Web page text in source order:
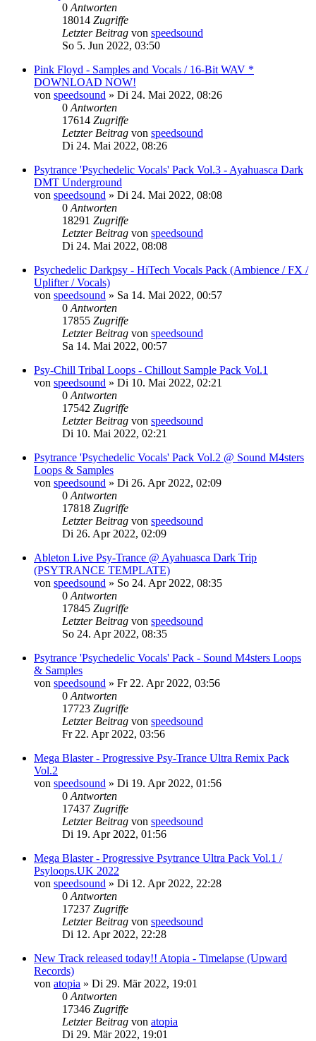
0 Antworten
18014 Zugriffe
Letzter Beitrag von speedsound
So 5. Jun 2022, 03:50
Pink Floyd - Samples and Vocals / 16-Bit WAV *
DOWNLOAD NOW!
von speedsound » Di 24. Mai 2022, 08:26
0 Antworten
17614 Zugriffe
Letzter Beitrag von speedsound
Di 24. Mai 2022, 08:26
Psytrance 'Psychedelic Vocals' Pack Vol.3 - Ayahuasca Dark
DMT Underground
von speedsound » Di 24. Mai 2022, 08:08
0 Antworten
18291 Zugriffe
Letzter Beitrag von speedsound
Di 24. Mai 2022, 08:08
Psychedelic Darkpsy - HiTech Vocals Pack (Ambience / FX /
Uplifter / Vocals)
von speedsound » Sa 14. Mai 2022, 00:57
0 Antworten
17855 Zugriffe
Letzter Beitrag von speedsound
Sa 14. Mai 2022, 00:57
Psy-Chill Tribal Loops - Chillout Sample Pack Vol.1
von speedsound » Di 10. Mai 2022, 02:21
0 Antworten
17542 Zugriffe
Letzter Beitrag von speedsound
Di 10. Mai 2022, 02:21
Psytrance 'Psychedelic Vocals' Pack Vol.2 @ Sound M4sters
Loops & Samples
von speedsound » Di 26. Apr 2022, 02:09
0 Antworten
17818 Zugriffe
Letzter Beitrag von speedsound
Di 26. Apr 2022, 02:09
Ableton Live Psy-Trance @ Ayahuasca Dark Trip
(PSYTRANCE TEMPLATE)
von speedsound » So 24. Apr 2022, 08:35
0 Antworten
17845 Zugriffe
Letzter Beitrag von speedsound
So 24. Apr 2022, 08:35
Psytrance 'Psychedelic Vocals' Pack - Sound M4sters Loops
& Samples
von speedsound » Fr 22. Apr 2022, 03:56
0 Antworten
17723 Zugriffe
Letzter Beitrag von speedsound
Fr 22. Apr 2022, 03:56
Mega Blaster - Progressive Psy-Trance Ultra Remix Pack
Vol.2
von speedsound » Di 19. Apr 2022, 01:56
0 Antworten
17437 Zugriffe
Letzter Beitrag von speedsound
Di 19. Apr 2022, 01:56
Mega Blaster - Progressive Psytrance Ultra Pack Vol.1 /
Psyloops.UK 2022
von speedsound » Di 12. Apr 2022, 22:28
0 Antworten
17237 Zugriffe
Letzter Beitrag von speedsound
Di 12. Apr 2022, 22:28
New Track released today!! Atopia - Timelapse (Upward
Records)
von atopia » Di 29. Mär 2022, 19:01
0 Antworten
17346 Zugriffe
Letzter Beitrag von atopia
Di 29. Mär 2022, 19:01